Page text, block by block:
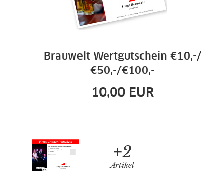
Brauwelt Wertgutschein €10,-/
€50,-/€100,-
10,00 EUR
+2
Artikel